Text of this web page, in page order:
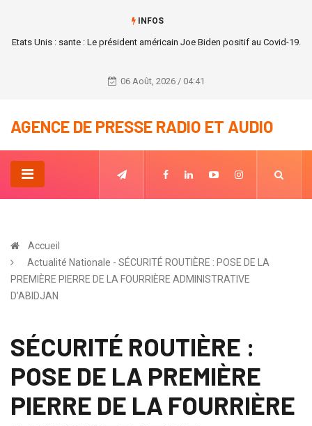
INFOS
Etats Unis : sante : Le président américain Joe Biden positif au Covid-19.
06 Août, 2026 / 04:41
AGENCE DE PRESSE RADIO ET AUDIO
Accueil
Actualité Nationale - SÉCURITÉ ROUTIÈRE : POSE DE LA
PREMIÈRE PIERRE DE LA FOURRIÈRE ADMINISTRATIVE
D’ABIDJAN
SÉCURITÉ ROUTIÈRE :
POSE DE LA PREMIÈRE
PIERRE DE LA FOURRIÈRE